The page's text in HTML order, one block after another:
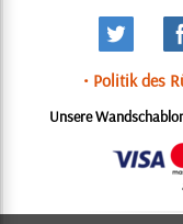
• Politik des
Unsere